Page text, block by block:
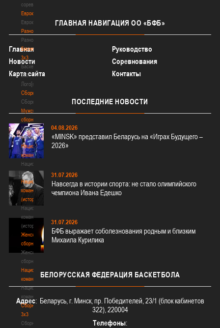
соревнования
Еврокубки
Еврокубки
Разное
Разное
Баскетбол
3х3
Баскетбол
3х3
Лого[modid=121]
Сборные
Сборные
Мужские
сборные
Мужские
сборные
Национальная
команда
Национальная
команда
Национальная
команда
(история)
Национальная
команда
(история)
Женские
сборные
Женские
сборные
Национальная
команда
Национальная
команда
Сборные
3х3
Сборные
ГЛАВНАЯ НАВИГАЦИЯ ОО «БФБ»
Главная
Руководство
Новости
Соревнования
Карта сайта
Контакты
ПОСЛЕДНИЕ НОВОСТИ
04.08.2026
«MINSK» представил Беларусь на «Играх Будущего –
2026»
31.07.2026
Навсегда в истории спорта: не стало олимпийского
чемпиона Ивана Едешко
31.07.2026
БФБ выражает соболезнования родным и близким
Михаила Курилика
БЕЛОРУССКАЯ ФЕДЕРАЦИЯ БАСКЕТБОЛА
Адрес: Беларусь, г. Минск, пр. Победителей, 23/1 (блок кабинетов
322), 220004
Телефоны: